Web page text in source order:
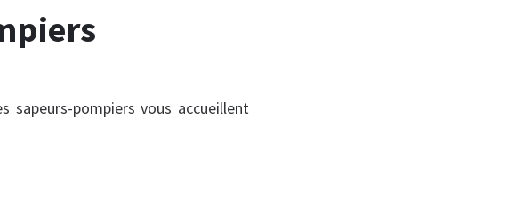
sapeurs-pompiers vous accueillent